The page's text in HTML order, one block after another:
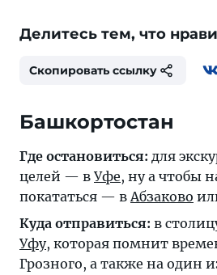
Делитесь тем, что
Скопировать ссылку
Башкортостан
Где остановиться: для
целей — в Уфе, ну а чтобы
покататься — вАбзаково
Куда отправиться: в
Уфу, которая помнит
Грозного, а также на один